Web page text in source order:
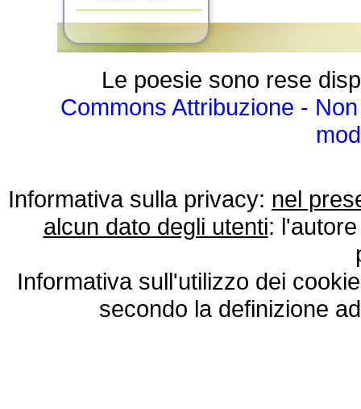
Le poesie sono rese
Commons Attribuzione -
Informativa sulla privacy: nel
alcun dato degli utenti:
Informativa sull'utilizzo dei
secondo la definizione